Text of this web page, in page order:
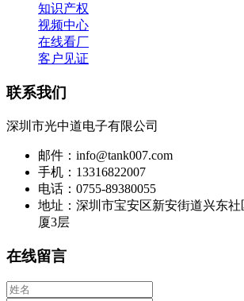
知识产权
视频中心
在线看厂
客户见证
联系我们
深圳市光中道电子有限公司
邮件：info@tank007.com
手机：13316822007
电话：0755-89380055
地址：深圳市宝安区新安街道兴东社
厦3层
在线留言